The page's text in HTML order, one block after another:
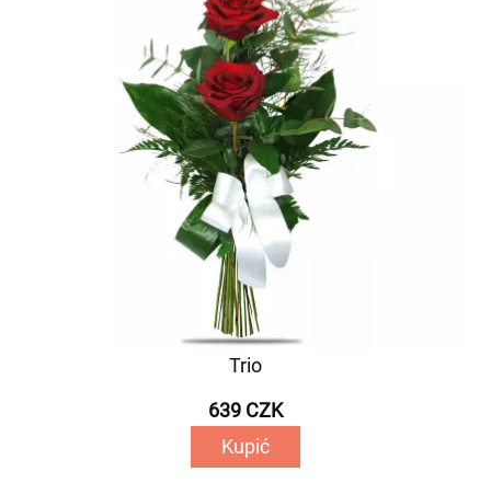
Trio
639 CZK
Kupić